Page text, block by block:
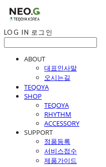
LOG IN 로그인
ABOUT
대표인사말
오시는길
TEQOYA
SHOP
TEQOYA
RHYTHM
ACCESSORY
SUPPORT
정품등록
서비스접수
제품가이드